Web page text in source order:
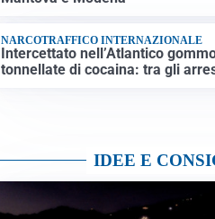
NARCOTRAFFICO INTERNAZIONALE
Intercettato nell’Atlantico
tonnellate di cocaina: tra gli
IDEE E